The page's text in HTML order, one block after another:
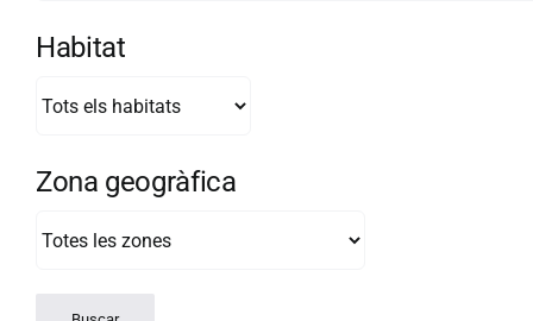
Habitat
Zona geogràfica